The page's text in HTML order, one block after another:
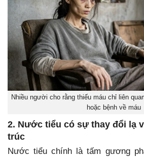
Nhiều người cho rằng thiếu máu chỉ liên
hoặc bệnh về máu
2. Nước tiểu có sự thay đổi lạ
trúc
Nước tiểu chính là tấm gương